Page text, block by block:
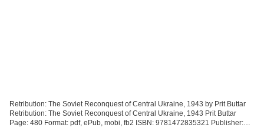
Retribution: The Soviet Reconquest of Central Ukraine, 1943 by Prit Buttar
Retribution: The Soviet Reconquest of Central Ukraine, 1943 Prit Buttar
Page: 480 Format: pdf, ePub, mobi, fb2 ISBN: 9781472835321 Publisher: